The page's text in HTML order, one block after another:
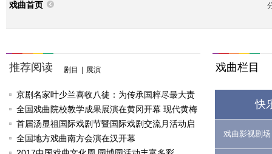
戏曲首页
推荐阅读 剧目 展演
京剧名家叶少兰喜收八徒：为传承国粹尽最大责
任
全国戏曲院校教学成果展演在黄冈开幕 现代黄梅
戏《槐花谣》倾情..
首届汤显祖国际戏剧节暨国际戏剧交流月活动启
动
全国地方戏曲南方会演在汉开幕
戏曲栏目
快
戏曲影视剧场